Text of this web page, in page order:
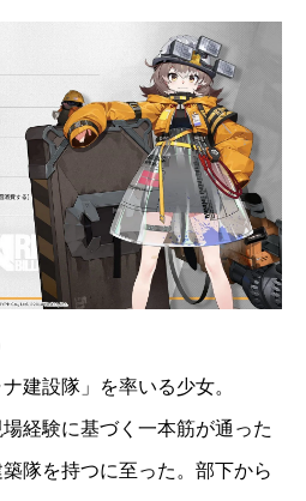
建設隊」を率いる少女。
経験に基づく一本筋が通った
隊を持つに至った。部下から